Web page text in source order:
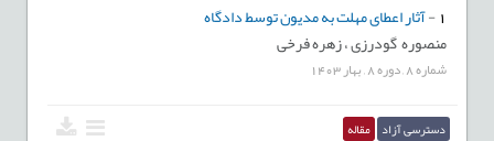
-آثار اعطای مهلت به مدیون توسط دادگاه
منصوره گودرزی ،زهره فرخی
شماره8
,دوره8
,بهار1403
دسترسی آزاد مقاله